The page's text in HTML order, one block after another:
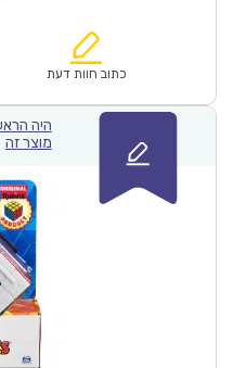
₪86.00.
הוא:
כתוב חוות דעת
היה
מוצר זה